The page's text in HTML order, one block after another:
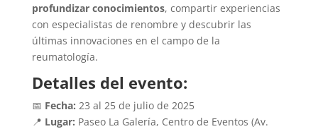
profundizar conocimientos, compartir experiencias
con especialistas de renombre y descubrir las
últimas innovaciones en el campo de la
reumatología.
Detalles del evento:
📅 Fecha: 23 al 25 de julio de 2025
📍 Lugar: Paseo La Galería, Centro de Eventos (Av.